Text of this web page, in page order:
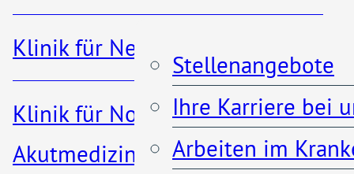
Klinik für Nephrologie
Klinik für Notfall- und
Akutmedizin
Stellenangebote
Ihre Karriere bei
Arbeiten im
02203 – 5660